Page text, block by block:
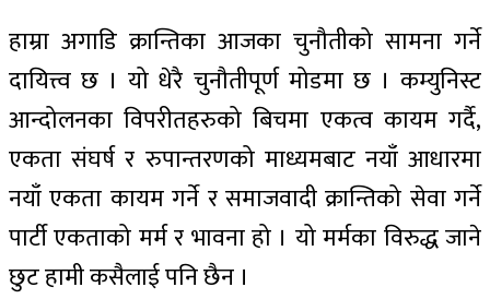
हाम्रा अगाडि क्रान्तिका आजका चुनौतीको सामना गर्ने
दायित्त्व छ । यो धेरै चुनौतीपूर्ण मोडमा छ । कम्युनिस्ट
आन्दोलनका विपरीतहरुको बिचमा एकत्व कायम गर्दै,
एकता संघर्ष र रुपान्तरणको माध्यमबाट नयाँ आधारमा
नयाँ एकता कायम गर्ने र समाजवादी क्रान्तिको सेवा गर्ने
पार्टी एकताको मर्म र भावना हो । यो मर्मका विरुद्ध जाने
छुट हामी कसैलाई पनि छैन ।